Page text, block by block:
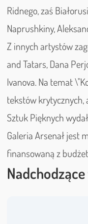
Ridnego, zaś
Naprushkiny,
Z innych artystów
and Tatars, Dana
Ivanova. Na temat
tekstów krytycznych,
Sztuk Pięknych
Galeria Arsenał jest
finansowaną z